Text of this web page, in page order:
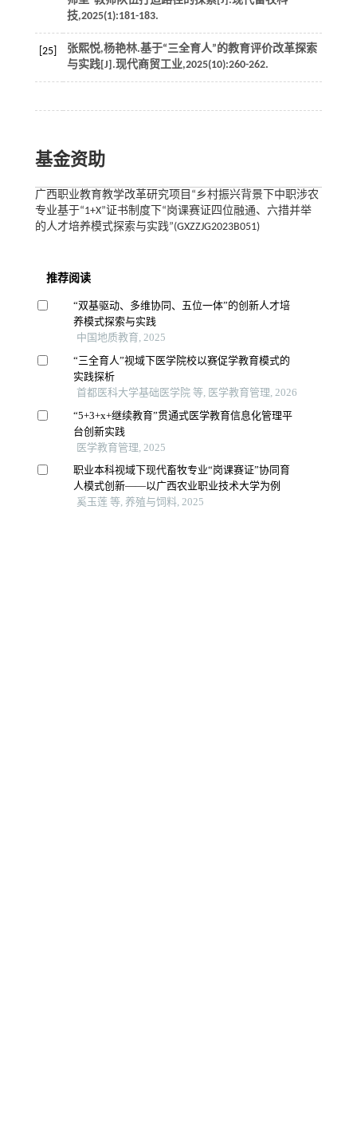
技,2025(1):181-183.
[25]
张熙悦,杨艳林.基于“三全育人”的教育评价改革探索
与实践[J].现代商贸工业,2025(10):260-262.
基金资助
广西职业教育教学改革研究项目“乡村振兴背景下中职涉农
专业基于“1+X”证书制度下“岗课赛证四位融通、六措并举
的人才培养模式探索与实践”(GXZZJG2023B051)